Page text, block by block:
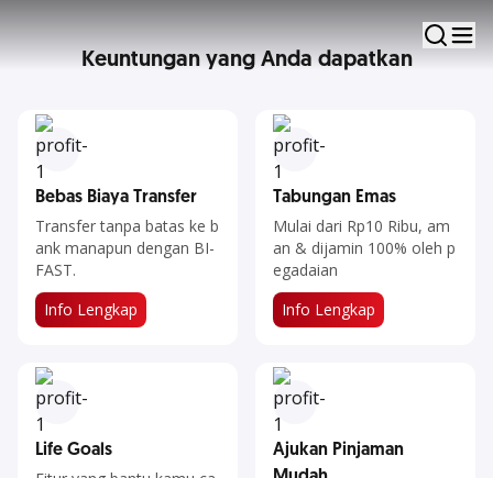
Transaksi, Investasi Sampai Ajukan Pinjaman
Ajukan Sekarang
Keuntungan yang Anda dapatkan
Bebas Biaya Transfer
Transfer tanpa batas ke b
ank manapun dengan BI-
FAST.
Info Lengkap​​​​​
Tabungan Emas
Mulai dari Rp10 Ribu, am
an & dijamin 100% oleh p
egadaian
Info Lengkap​​​​​
Life Goals
Ajukan Pinjaman